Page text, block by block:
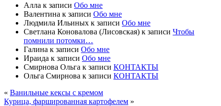
Алла к записи Обо мне
Валентина к записи Обо мне
Людмила Ильиных к записи Обо мне
Светлана Коновалова (Лисовская) к записи Чтобы
помнили потомки…
Галина к записи Обо мне
Ираида к записи Обо мне
Смирнова Ольга к записи КОНТАКТЫ
Ольга Смирнова к записи КОНТАКТЫ
« Ванильные кексы с кремом
Курица, фаршированная картофелем »